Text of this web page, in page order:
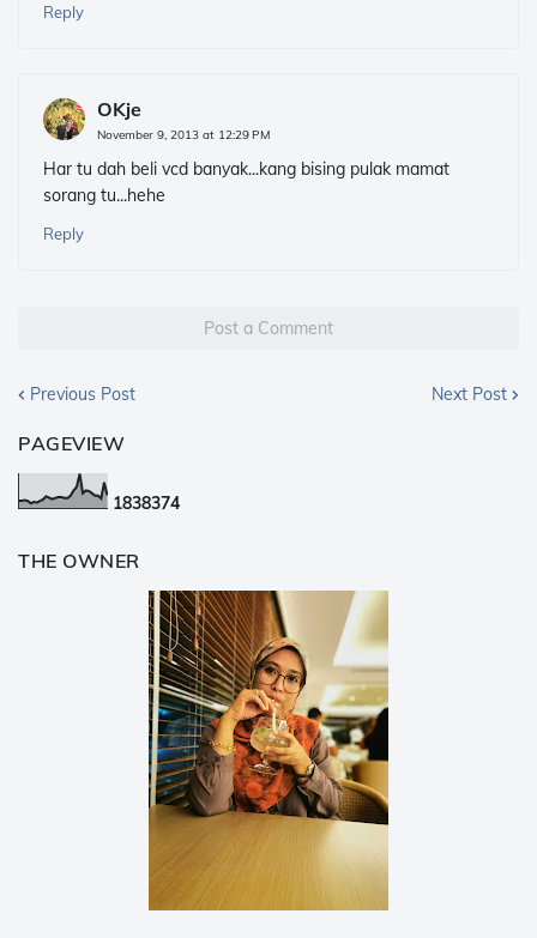
Reply
OKje
November 9, 2013 at 12:29 PM
Har tu dah beli vcd banyak...kang bising pulak mamat
sorang tu...hehe
Reply
Post a Comment
Previous Post Next Post
PAGEVIEW
1838374
THE OWNER